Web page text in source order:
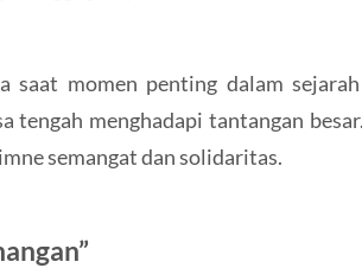
saat momen penting dalam
tengah menghadapi tantangan
semangat dan solidaritas.